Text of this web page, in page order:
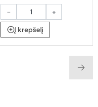
-
+
Į krepšelį